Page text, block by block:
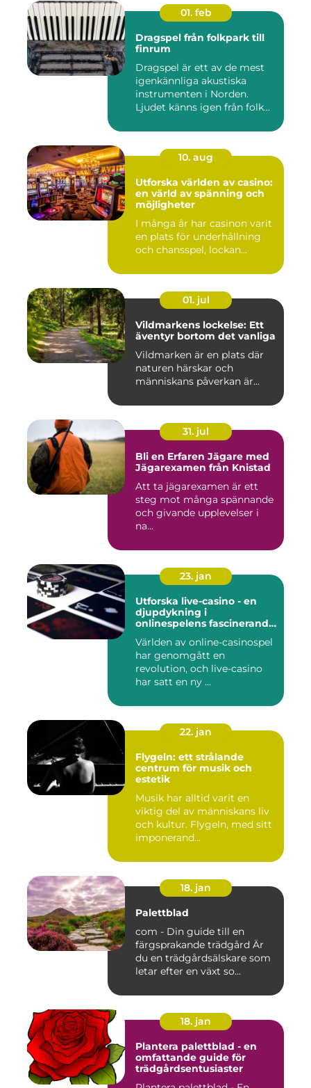
01. feb
Dragspel från folkpark till
finrum
Dragspel är ett av de mest
igenkännliga akustiska
instrumenten i Norden.
Ljudet känns igen från folk...
10. aug
Utforska världen av casino:
en värld av spänning och
möjligheter
I många år har casinon varit
en plats för underhållning
och chansspel, lockan...
01. jul
Vildmarkens lockelse: Ett
äventyr bortom det vanliga
Vildmarken är en plats där
naturen härskar och
människans påverkan är...
31. jul
Bli en Erfaren Jägare med
Jägarexamen från Knistad
Att ta jägarexamen är ett
steg mot många spännande
och givande upplevelser i
na...
23. jan
Utforska live-casino - en
djupdykning i
onlinespelens fascinerande
Världen av online-casinospel
har genomgått en
revolution, och live-casino
har satt en ny ...
22. jan
Flygeln: ett strålande
centrum för musik och
estetik
Musik har alltid varit en
viktig del av människans liv
och kultur. Flygeln, med sitt
imponerand...
18. jan
Palettblad
com - Din guide till en
färgsprakande trädgård Är
du en trädgårdsälskare som
letar efter en växt so...
18. jan
Plantera palettblad - en
omfattande guide för
trädgårdsentusiaster